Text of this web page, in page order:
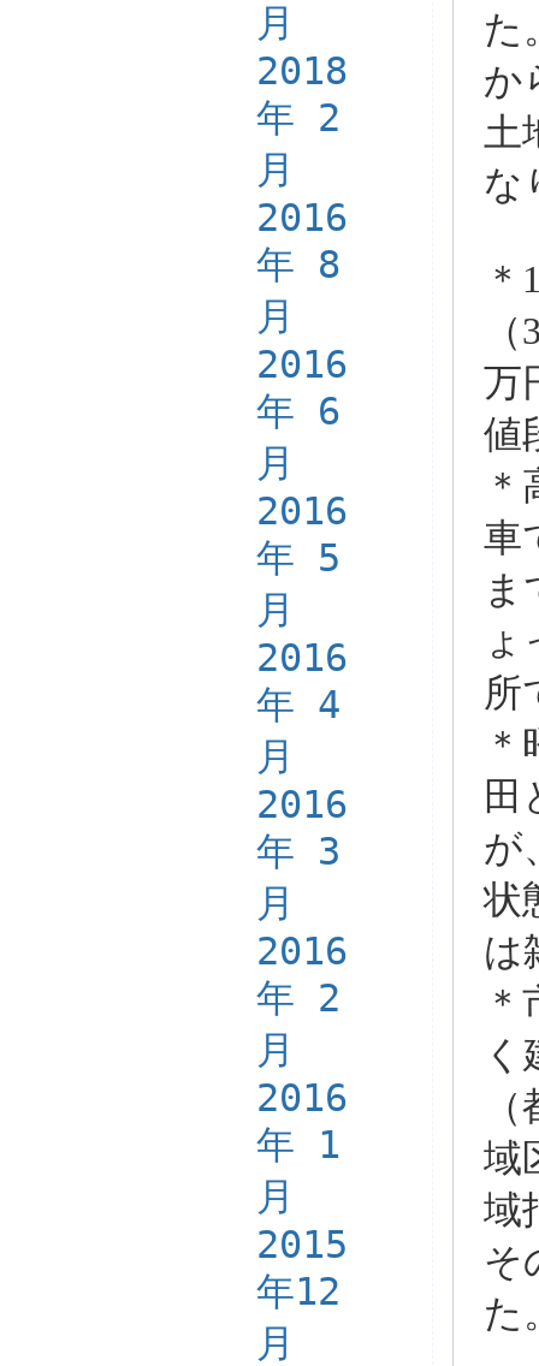
月
2018
年 2
月
2016
年 8
月
2016
年 6
月
2016
年 5
月
2016
年 4
月
2016
年 3
月
2016
年 2
月
2016
年 1
月
2015
年12
月
た
か
土
な
万
値
車
ま
ょ
所
田
が
状
は
域
域
そ
た